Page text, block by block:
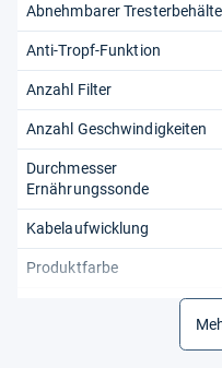
Abnehmbarer
Anti-Tropf-Funktion
Anzahl Filter
Anzahl Geschwindigkeiten
Durchmesser
Ernährungssonde
Kabelaufwicklung
Produktfarbe
Pulpe Behälterkapazität